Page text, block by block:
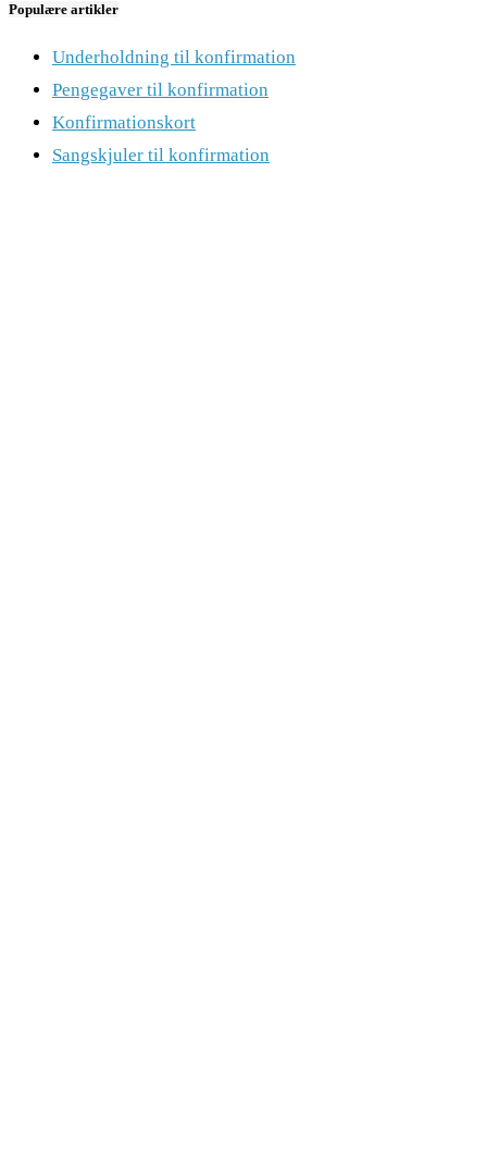
Populære artikler
Underholdning til konfirmation
Pengegaver til konfirmation
Konfirmationskort
Sangskjuler til konfirmation